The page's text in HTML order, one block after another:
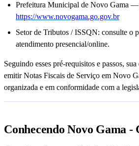
Prefeitura Municipal de Novo Gama —
https://www.novogama.go.gov.br
Setor de Tributos / ISSQN: consulte o
atendimento presencial/online.
Seguindo esses pré-requisitos e passos,
emitir Notas Fiscais de Serviço em Novo
organizada e em conformidade com a
Conhecendo Novo Gama -